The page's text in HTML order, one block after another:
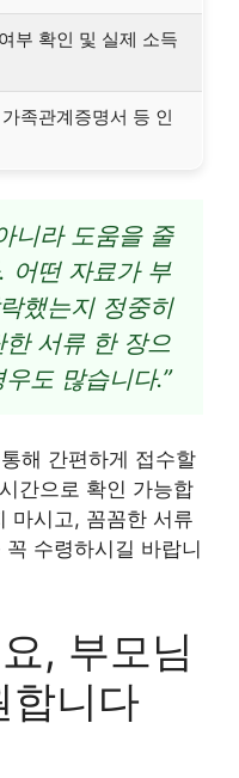
부 확인 및 실제 소득
족관계증명서 등 인
니라 도움을 줄
어떤 자료가 부
했는지 정중히
서류 한 장으
도 많습니다.”
해 간편하게 접수할
간으로 확인 가능합
마시고, 꼼꼼한 서류
수령하시길 바랍니
, 부모님
합니다